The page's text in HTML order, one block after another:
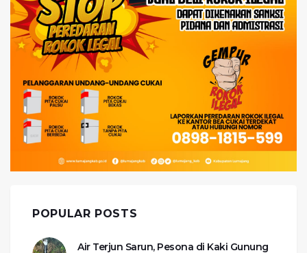
POPULAR POSTS
Air Terjun Sarun, Pesona di Kaki Gunung